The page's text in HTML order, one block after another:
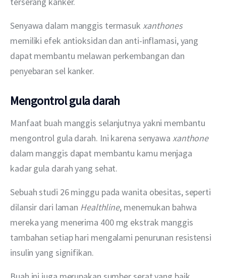
Senyawa dalam manggis termasuk xanthones
memiliki efek antioksidan dan anti-inflamasi, yang
dapat membantu melawan perkembangan dan
penyebaran sel kanker.
Mengontrol gula darah
Manfaat buah manggis selanjutnya yakni membantu
mengontrol gula darah. Ini karena senyawa xanthone
dalam manggis dapat membantu kamu menjaga
kadar gula darah yang sehat.
Sebuah studi 26 minggu pada wanita obesitas, seperti
dilansir dari laman Healthline, menemukan bahwa
mereka yang menerima 400 mg ekstrak manggis
tambahan setiap hari mengalami penurunan resistensi
insulin yang signifikan.